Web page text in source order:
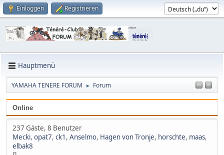
Einloggen Registrieren
Hauptmenü
YAMAHA TENERE FORUM ► Forum
Online
237 Gäste, 8 Benutzer
Mecki, opat7, ck1 , Anselmo, Hagen von Tronje, horschte, maas,
elbak8